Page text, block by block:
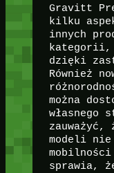
Gravitt
kilku
innych
kategorii,
dzięki
Również
można
własnego
zauważyć,
modeli
sprawia,